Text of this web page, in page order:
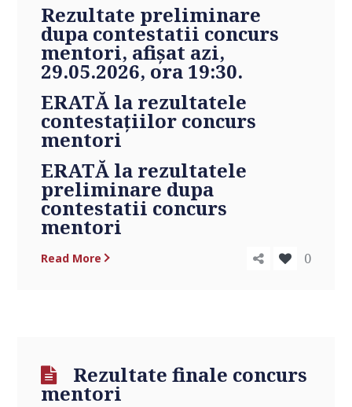
Rezultate preliminare
dupa contestatii concurs
mentori, afişat azi,
29.05.2026, ora 19:30.
ERATĂ la rezultatele
contestațiilor concurs
mentori
ERATĂ la rezultatele
preliminare dupa
contestatii concurs
mentori
Read More 0
Rezultate finale concurs
mentori